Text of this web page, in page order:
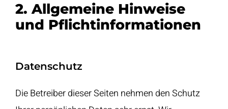
2. Allgemeine Hinweise
und Pflichtinformationen
Datenschutz
Die Betreiber dieser Seiten nehmen den Schutz